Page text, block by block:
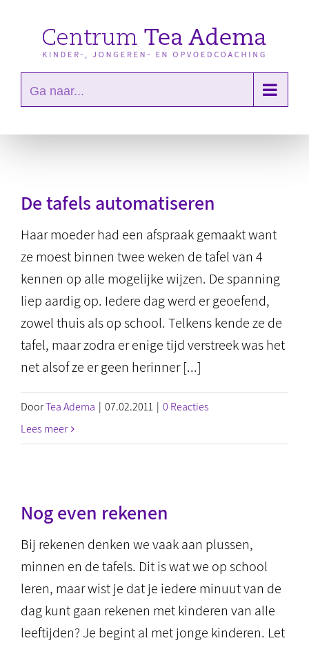
Ga naar...
De tafels automatiseren
Haar moeder had een afspraak gemaakt want
ze moest binnen twee weken de tafel van 4
kennen op alle mogelijke wijzen. De spanning
liep aardig op. Iedere dag werd er geoefend,
zowel thuis als op school. Telkens kende ze de
tafel, maar zodra er enige tijd verstreek was het
net alsof ze er geen herinner [...]
DoorTea Adema | 07.02.2011 | 0 Reacties
Lees meer
Nog even rekenen
Bij rekenen denken we vaak aan plussen,
minnen en de tafels. Dit is wat we op school
leren, maar wist je dat je iedere minuut van de
dag kunt gaan rekenen met kinderen van alle
leeftijden? Je begint al met jonge kinderen. Let